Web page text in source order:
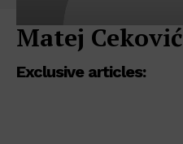
Matej Ceković
Exclusive articles: